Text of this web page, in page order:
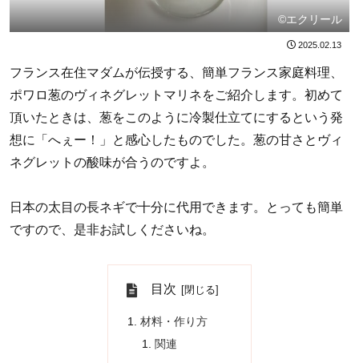
©エクリール
2025.02.13
フランス在住マダムが伝授する、簡単フランス家庭料理、
ポワロ葱のヴィネグレットマリネをご紹介します。初めて
頂いたときは、葱をこのように冷製仕立てにするという発
想に「へぇー！」と感心したものでした。葱の甘さとヴィ
ネグレットの酸味が合うのですよ。
日本の太目の長ネギで十分に代用できます。とっても簡単
ですので、是非お試しくださいね。
目次
材料・作り方
関連